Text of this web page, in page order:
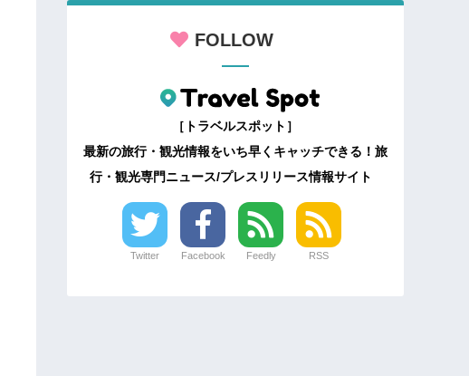
FOLLOW
［トラベルスポット］
最新の旅行・観光情報をいち早くキャッチできる！旅
行・観光専門ニュース/プレスリリース情報サイト
Twitter Facebook Feedly RSS